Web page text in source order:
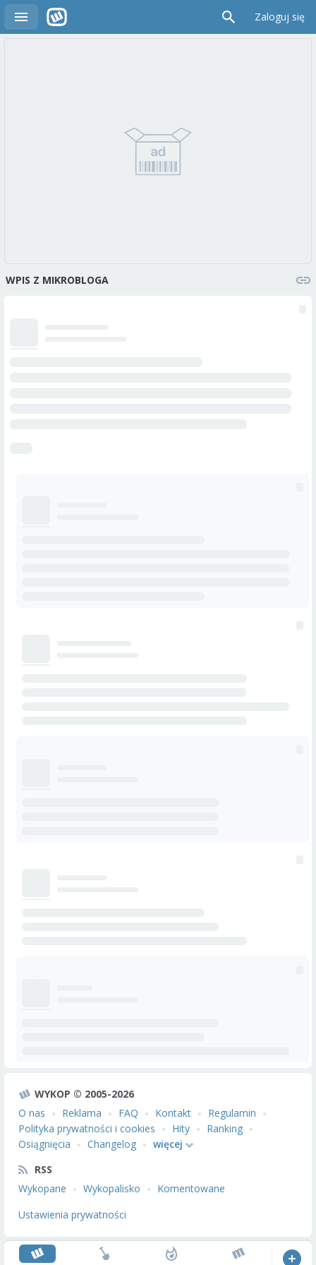
Zaloguj się
WPIS Z MIKROBLOGA
WYKOP © 2005-2026
O nas
Reklama FAQ Kontakt
Regulamin
Polityka prywatności i cookies
Hity
Ranking
Osiągnięcia
Changelog
więcej
RSS
Wykopane
Wykopalisko
Komentowane
Ustawienia prywatności